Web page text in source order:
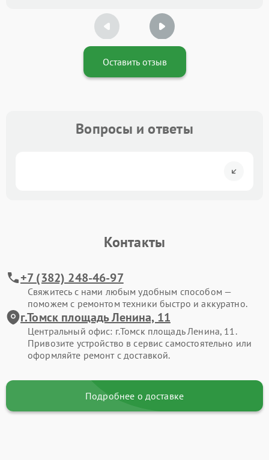
Оставить отзыв
Вопросы и ответы
Контакты
+7 (382) 248-46-97
Свяжитесь с нами любым удобным способом —
поможем с ремонтом техники быстро и аккуратно.
г.Томск площадь Ленина, 11
Центральный офис: г.Томск площадь Ленина, 11.
Привозите устройство в сервис самостоятельно или
оформляйте ремонт с доставкой.
Подробнее о доставке